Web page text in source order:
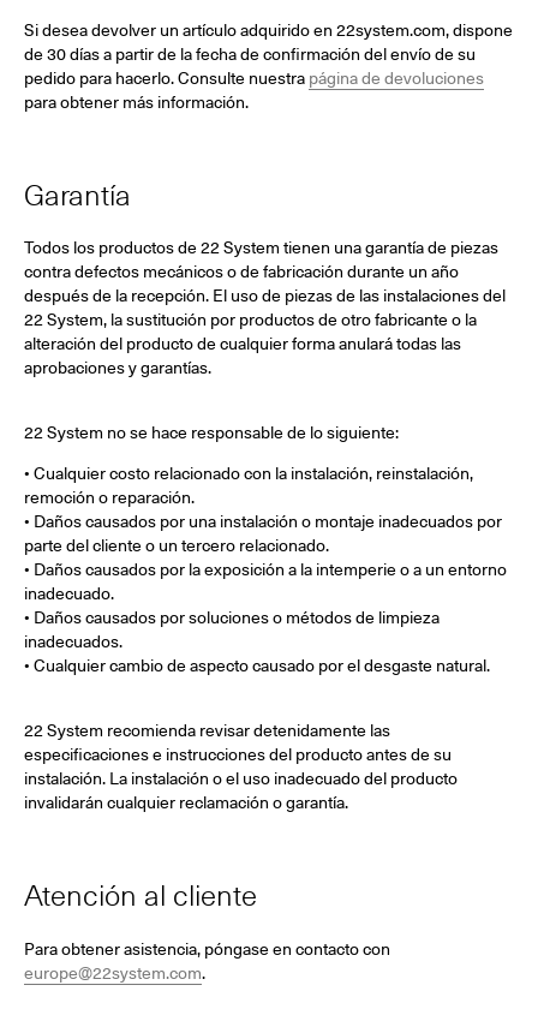
Si desea devolver un artículo adquirido en 22system.com, dispone
de 30 días a partir de la fecha de confirmación del envío de su
pedido para hacerlo. Consulte nuestrapágina de devoluciones
para obtener más información.
Garantía
Todos los productos de 22 System tienen una garantía de piezas
contra defectos mecánicos o de fabricación durante un año
después de la recepción. El uso de piezas de las instalaciones del
22 System, la sustitución por productos de otro fabricante o la
alteración del producto de cualquier forma anulará todas las
aprobaciones y garantías.
22 System no se hace responsable de lo siguiente:
• Cualquier costo relacionado con la instalación, reinstalación,
remoción o reparación.
• Daños causados por una instalación o montaje inadecuados por
parte del cliente o un tercero relacionado.
• Daños causados por la exposición a la intemperie o a un entorno
inadecuado.
• Daños causados por soluciones o métodos de limpieza
inadecuados.
• Cualquier cambio de aspecto causado por el desgaste natural.
22 System recomienda revisar detenidamente las
especificaciones e instrucciones del producto antes de su
instalación. La instalación o el uso inadecuado del producto
invalidarán cualquier reclamación o garantía.
Atención al cliente
Para obtener asistencia, póngase en contacto con
europe@22system.com.